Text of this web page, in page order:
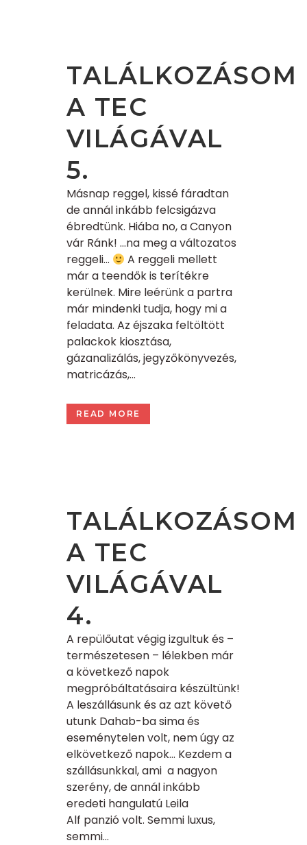
TALÁLKOZÁSOM
A TEC
VILÁGÁVAL
5.
Másnap reggel, kissé fáradtan
de annál inkább felcsigázva
ébredtünk. Hiába no, a Canyon
vár Ránk! …na meg a változatos
reggeli…
A reggeli mellett
már a teendők is terítékre
kerülnek. Mire leérünk a partra
már mindenki tudja, hogy mi a
feladata. Az éjszaka feltöltött
palackok kiosztása,
gázanalizálás, jegyzőkönyvezés,
matricázás,...
READ MORE
TALÁLKOZÁSOM
A TEC
VILÁGÁVAL
4.
A repülőutat végig izgultuk és –
természetesen – lélekben már
a következő napok
megpróbáltatásaira készültünk!
A leszállásunk és az azt követő
utunk Dahab-ba sima és
eseménytelen volt, nem úgy az
elkövetkező napok… Kezdem a
szállásunkkal, ami a nagyon
szerény, de annál inkább
eredeti hangulatú Leila
Alf panzió volt. Semmi luxus,
semmi...